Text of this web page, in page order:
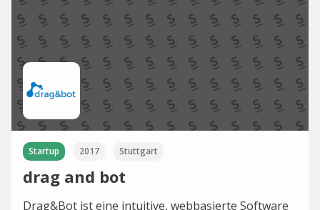
Startup 2017 Stuttgart
drag and bot
Drag&Bot ist eine intuitive, webbasierte Software